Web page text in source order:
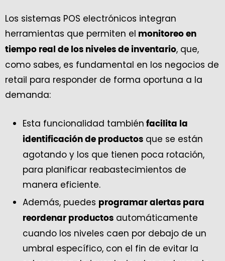
Los sistemas POS electrónicos integran
herramientas que permiten el monitoreo en
tiempo real de los niveles de inventario, que,
como sabes, es fundamental en los negocios de
retail para responder de forma oportuna a la
demanda:
Esta funcionalidad también facilita la
identificación de productos que se están
agotando y los que tienen poca rotación,
para planificar reabastecimientos de
manera eficiente.
Además, puedes programar alertas para
reordenar productos automáticamente
cuando los niveles caen por debajo de un
umbral específico, con el fin de evitar la